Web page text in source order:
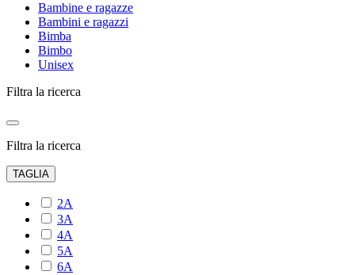
Bambine e ragazze
Bambini e ragazzi
Bimba
Bimbo
Unisex
Filtra la ricerca
Filtra la ricerca
TAGLIA
2A
3A
4A
5A
6A